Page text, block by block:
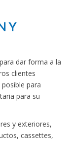
Y
dar forma a la
clientes
para
para su
y exteriores,
cassettes,